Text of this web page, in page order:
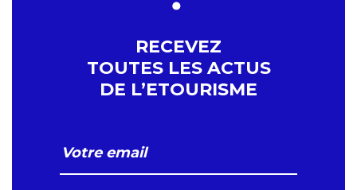
RECEVEZ
TOUTES LES ACTUS
DE L’ETOURISME